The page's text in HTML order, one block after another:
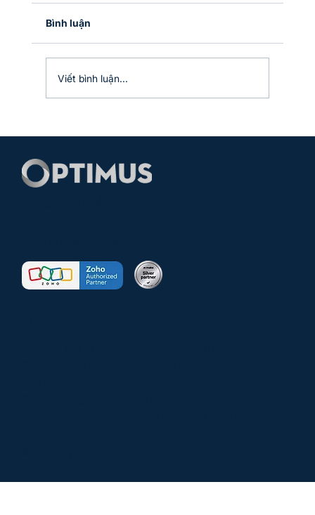
VẤN ĐỀ Kiến thức và kinh nghiệm của mỗi
ra quyết định, thực thi,…
Bình luận
Viết bình luận...